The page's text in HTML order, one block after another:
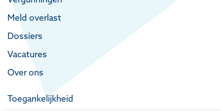
Meld overlast
Dossiers
Vacatures
Over ons
Toegankelijkheid